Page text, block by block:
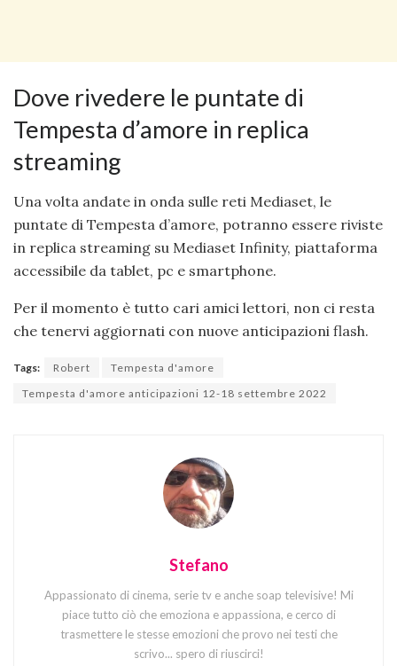
Dove rivedere le puntate di
Tempesta d’amore in replica
streaming
Una volta andate in onda sulle reti Mediaset, le
puntate di Tempesta d’amore, potranno essere riviste
in replica streaming su Mediaset Infinity, piattaforma
accessibile da tablet, pc e smartphone.
Per il momento è tutto cari amici lettori, non ci resta
che tenervi aggiornati con nuove anticipazioni flash.
Tags: Robert
Tempesta d'amore
Tempesta d'amore anticipazioni 12-18 settembre 2022
Stefano
Appassionato di cinema, serie tv e anche soap televisive! Mi
piace tutto ciò che emoziona e appassiona, e cerco di
trasmettere le stesse emozioni che provo nei testi che
scrivo... spero di riuscirci!